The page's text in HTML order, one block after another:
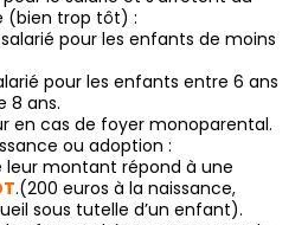
(bien trop tôt) :
pour les enfants de moins
pour les enfants entre 6 ans
8 ans.
en cas de foyer monoparental.
ou adoption :
leur montant répond à une
.(200 euros à la naissance,
sous tutelle d’un enfant).